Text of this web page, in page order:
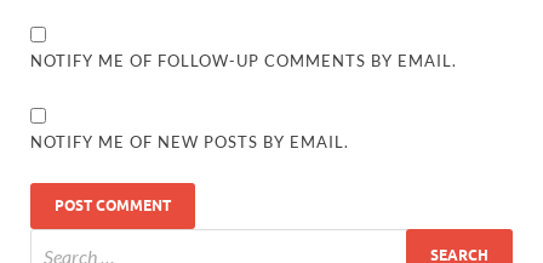
NOTIFY ME OF FOLLOW-UP COMMENTS BY EMAIL.
NOTIFY ME OF NEW POSTS BY EMAIL.